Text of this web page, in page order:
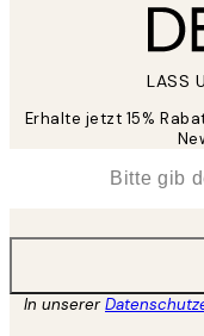
LASS
Erhalte jetzt 15%
In unserer